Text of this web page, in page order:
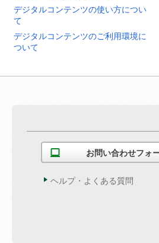
デジタルコンテンツの使い方につい
て
デジタルコンテンツのご利用環境に
ついて
お問い合わせフォ
ヘルプ・よくある質問